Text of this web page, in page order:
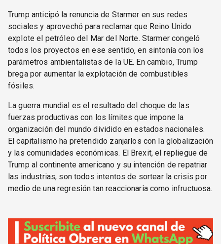
Trump anticipó la renuncia de Starmer en sus redes
sociales y aprovechó para reclamar que Reino Unido
explote el petróleo del Mar del Norte. Starmer congeló
todos los proyectos en ese sentido, en sintonía con los
parámetros ambientalistas de la UE. En cambio, Trump
brega por aumentar la explotación de combustibles
fósiles.
La guerra mundial es el resultado del choque de las
fuerzas productivas con los límites que impone la
organización del mundo dividido en estados nacionales.
El capitalismo ha pretendido zanjarlos con la globalización
y las comunidades económicas. El Brexit, el repliegue de
Trump al continente americano y su intención de repatriar
las industrias, son todos intentos de sortear la crisis por
medio de una regresión tan reaccionaria como infructuosa.